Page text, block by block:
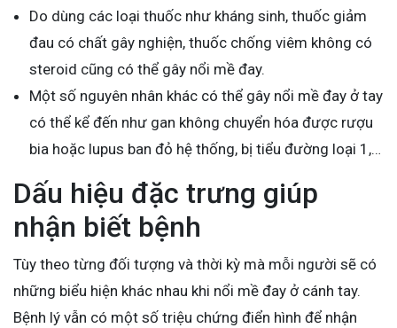
Do dùng các loại thuốc như kháng sinh, thuốc giảm
đau có chất gây nghiện, thuốc chống viêm không có
steroid cũng có thể gây nổi mề đay.
Một số nguyên nhân khác có thể gây nổi mề đay ở tay
có thể kể đến như gan không chuyển hóa được rượu
bia hoặc lupus ban đỏ hệ thống, bị tiểu đường loại 1,…
Dấu hiệu đặc trưng giúp
nhận biết bệnh
Tùy theo từng đối tượng và thời kỳ mà mỗi người sẽ có
những biểu hiện khác nhau khi nổi mề đay ở cánh tay.
Bệnh lý vẫn có một số triệu chứng điển hình để nhận